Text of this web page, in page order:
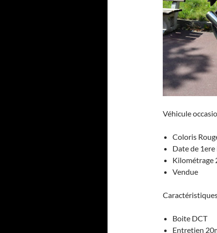
Véhicule
Coloris
Date de
Kilométrage
Vendue
Boite DCT
Entretien